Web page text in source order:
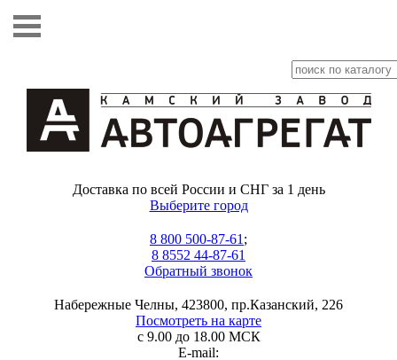
Доставка по всей России и СНГ за 1 день
Выберите город
8 800 500-87-61 ;
8 8552 44-87-61
Обратный звонок
Набережные Челны, 423800, пр.Казанский, 226
Посмотреть на карте
с 9.00 до 18.00 МСК
E-mail: